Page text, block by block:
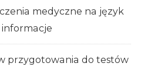
medyczne na język
informacje
przygotowania do testów